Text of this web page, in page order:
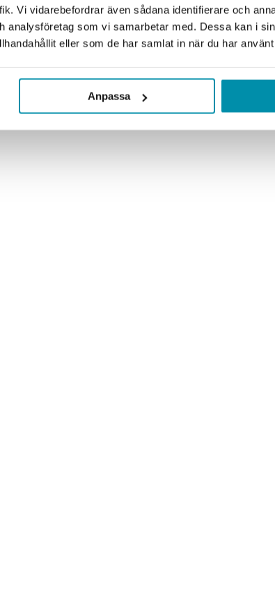
Vi vidarebefordrar även sådana identifierare och
analysföretag som vi samarbetar med. Dessa kan i
eller som de har samlat in när du har
Anpassa